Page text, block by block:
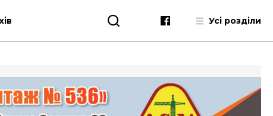
Усі розділи